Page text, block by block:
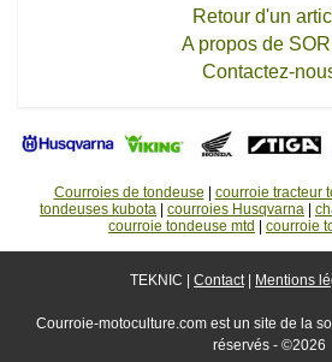
Retour d'un
A propos de
Contactez-
Courroies de tondeuse | courroie tracteur
tondeuses kubota | courroies Husqvarna |
courroie tondeuse mtd | courroie
TEKNIC | Contact | Mentions
Courroie-motoculture.com est un site de la
réservés - ©2026